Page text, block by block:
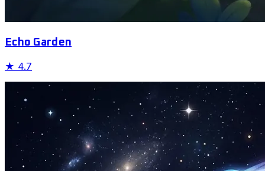
Echo Garden
★ 4.7